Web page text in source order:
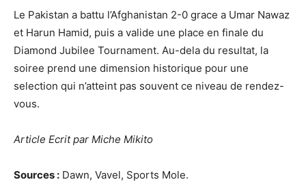
Le Pakistan a battu l’Afghanistan 2-0 grace a Umar Nawaz
et Harun Hamid, puis a valide une place en finale du
Diamond Jubilee Tournament. Au-dela du resultat, la
soiree prend une dimension historique pour une
selection qui n’atteint pas souvent ce niveau de rendez-
vous.
Article Ecrit par Miche Mikito
Sources : Dawn, Vavel, Sports Mole.